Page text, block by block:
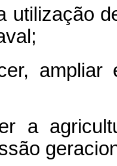
utilização
ampliar
a